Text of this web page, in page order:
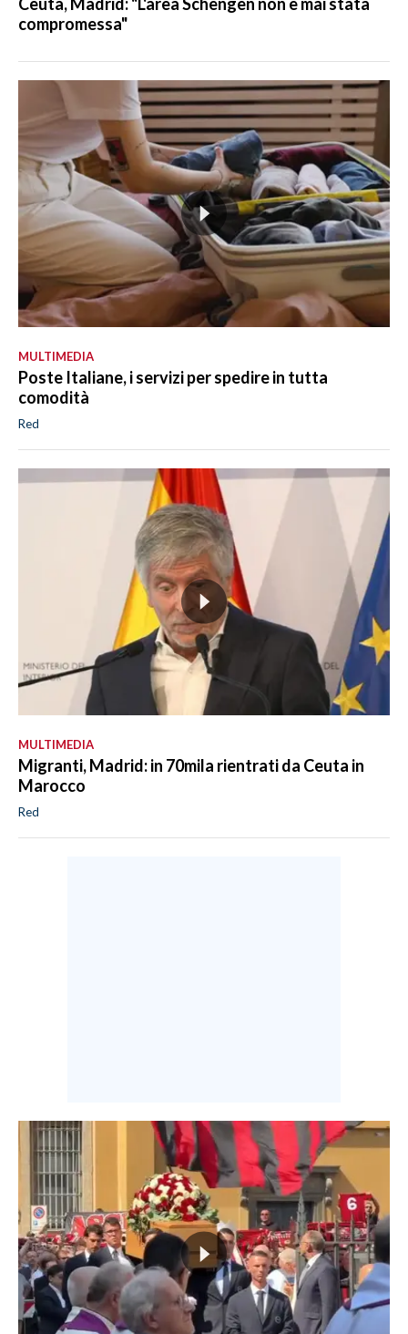
compromessa"
MULTIMEDIA
Poste Italiane, i servizi per spedire in tutta
comodità
Red
MULTIMEDIA
Migranti, Madrid: in 70mila rientrati da Ceuta in
Marocco
Red